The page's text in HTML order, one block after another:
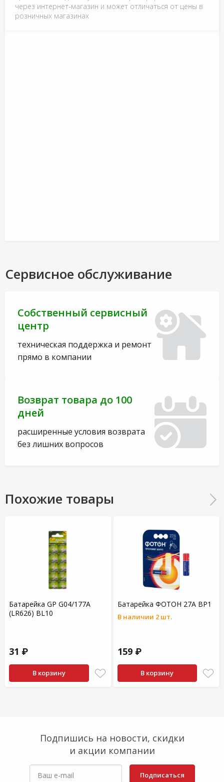
через интернет-магазин и может отличаться от цены в
розничных магазинах
Сервисное обслуживание
Собственный сервисный
центр
техническая поддержка и ремонт
прямо в компании
Возврат товара до 100
дней
расширенные условия возврата
без лишних вопросов
Похожие товары
Батарейка GP G04/177A
(LR626) BL10
31 ₽
В корзину
Батарейка ФОТОН 27A BP1
В наличии 2 шт.
159 ₽
В корзину
Подпишись на новости, скидки
и акции компании
Подписаться